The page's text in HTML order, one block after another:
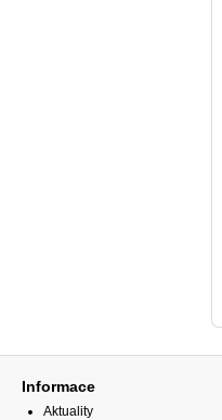
Informace
Aktuality